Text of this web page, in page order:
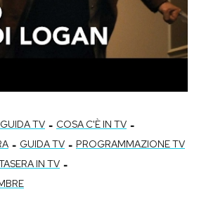
TV - COSA C'È IN TV -
- GUIDA TV - PROGRAMMAZIONE TV
IN TV -